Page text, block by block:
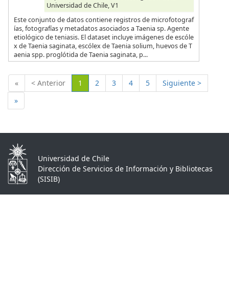
Universidad de Chile, V1
Este conjunto de datos contiene registros de microfotograf
ías, fotografías y metadatos asociados a Taenia sp. Agente
etiológico de teniasis. El dataset incluye imágenes de escóle
x de Taenia saginata, escólex de Taenia solium, huevos de T
aenia spp. proglótida de Taenia saginata, p...
« < Anterior 1 (Actual)
2 3 4 5
Siguiente >
»
Universidad de Chile
Dirección de Servicios de Información y Bibliotecas
(SISIB)